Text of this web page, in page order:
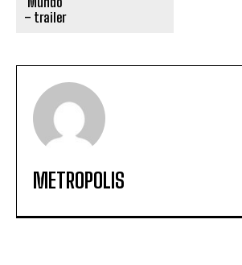
METROPOLIS